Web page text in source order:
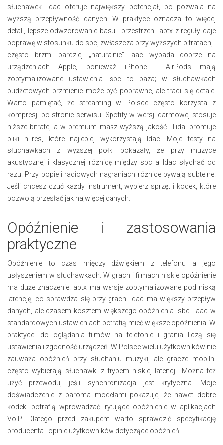
słuchawek. ldac oferuje największy potencjał, bo pozwala na
wyższą przepływność danych. W praktyce oznacza to więcej
detali, lepsze odwzorowanie basu i przestrzeni. aptx z reguły daje
poprawę w stosunku do sbc, zwłaszcza przy wyższych bitratach, i
często brzmi bardziej „naturalnie”. aac wypada dobrze na
urządzeniach Apple, ponieważ iPhone i AirPods mają
zoptymalizowane ustawienia. sbc to baza; w słuchawkach
budżetowych brzmienie może być poprawne, ale traci się detale.
Warto pamiętać, że streaming w Polsce często korzysta z
kompresji po stronie serwisu. Spotify w wersji darmowej stosuje
niższe bitrate, a w premium masz wyższą jakość. Tidal promuje
pliki hi-res, które najlepiej wykorzystają ldac. Moje testy na
słuchawkach z wyższej półki pokazały, że przy muzyce
akustycznej i klasycznej różnicę między sbc a ldac słychać od
razu. Przy popie i radiowych nagraniach różnice bywają subtelne.
Jeśli chcesz czuć każdy instrument, wybierz sprzęt i kodek, które
pozwolą przesłać jak najwięcej danych.
Opóźnienie i zastosowania
praktyczne
Opóźnienie to czas między dźwiękiem z telefonu a jego
usłyszeniem w słuchawkach. W grach i filmach niskie opóźnienie
ma duże znaczenie. aptx ma wersje zoptymalizowane pod niską
latencję, co sprawdza się przy grach. ldac ma większy przepływ
danych, ale czasem kosztem większego opóźnienia. sbc i aac w
standardowych ustawieniach potrafią mieć większe opóźnienia. W
praktyce: do oglądania filmów na telefonie i grania liczą się
ustawienia i zgodność urządzeń. W Polsce wielu użytkowników nie
zauważa opóźnień przy słuchaniu muzyki, ale gracze mobilni
często wybierają słuchawki z trybem niskiej latencji. Można też
użyć przewodu, jeśli synchronizacja jest krytyczna. Moje
doświadczenie z paroma modelami pokazuje, że nawet dobre
kodeki potrafią wprowadzać irytujące opóźnienie w aplikacjach
VoIP. Dlatego przed zakupem warto sprawdzić specyfikację
producenta i opinie użytkowników dotyczące opóźnień.